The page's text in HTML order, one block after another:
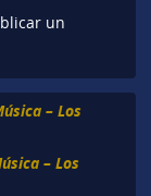
un
– Los
– Los